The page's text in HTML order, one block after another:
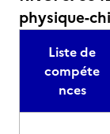
physique-
Liste de
compéte
nces